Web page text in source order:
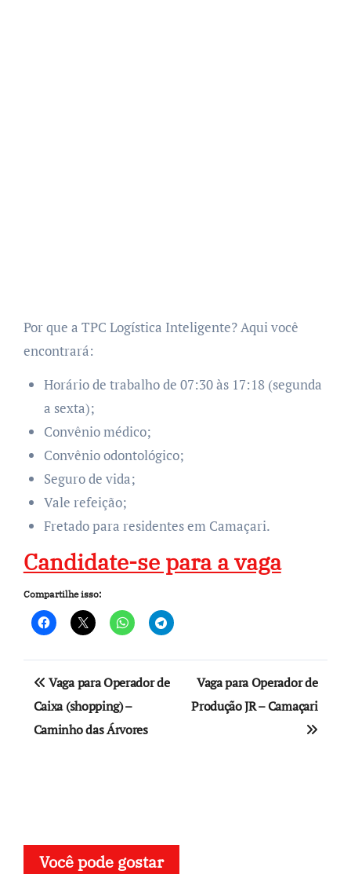
Por que a TPC Logística Inteligente? Aqui você
encontrará:
Horário de trabalho de 07:30 às 17:18 (segunda
a sexta);
Convênio médico;
Convênio odontológico;
Seguro de vida;
Vale refeição;
Fretado para residentes em Camaçari.
Candidate-se para a vaga
Compartilhe isso:
Navegação
de
Post
Vaga para Operador de
Caixa (shopping) –
Caminho das Árvores
Vaga para Operador de
Produção JR – Camaçari
Você pode gostar